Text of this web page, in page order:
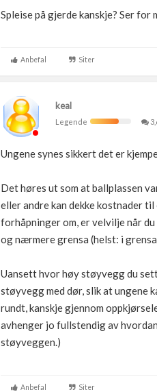
Spleise på gjerde kanskje? Ser
Anbefal Siter
keal
Legende
Ungene synes sikkert det er
Det høres ut som at ballplassen
eller andre kan dekke kostnader
forhåpninger om, er velvilje når
og nærmere grensa (helst: i
Uansett hvor høy støyvegg du
støyvegg med dør, slik at ungene
rundt, kanskje gjennom
avhenger jo fullstendig av
støyveggen.)
Anbefal Siter